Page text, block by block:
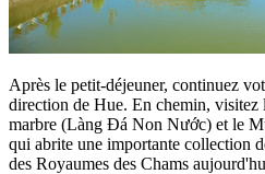
Après le petit-déjeuner, continuez
direction de Hue. En chemin, visitez
marbre (Làng Đá Non Nước) et le
qui abrite une importante collection
des Royaumes des Chams